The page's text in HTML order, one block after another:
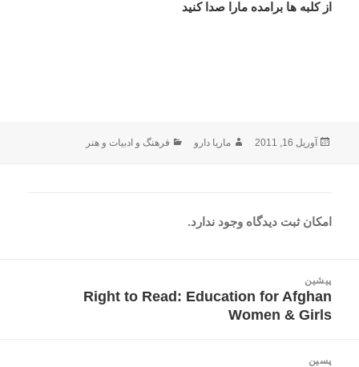
از کلبه ها برامده مارا صدا کنید
ارسال
آوریل 16, 2011 نویسنده
ماریا دارو دسته‌ها
فرهنگ و ادبیات و هنر
امکان ثبت دیدگاه وجود ندارد.
نوشتهپیشین
نوشته
قبلی:
Right to Read: Education for Afghan
Women & Girls
پسین